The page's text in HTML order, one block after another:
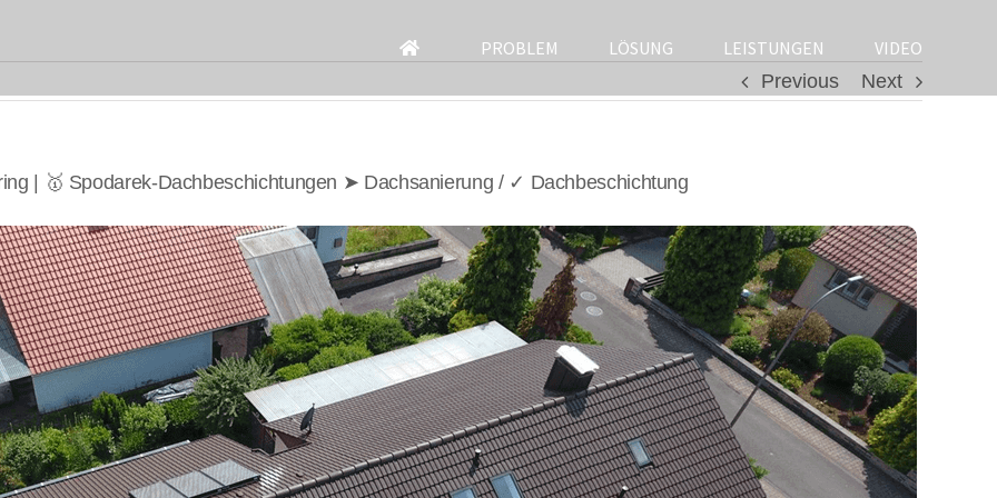
for:
PROBLEM LÖSUNG LEISTUNGEN
VIDEO
Previous
Next
| 🥇 Spodarek-Dachbeschichtungen ➤ Dachsanierung / ✓ Dachbeschichtung